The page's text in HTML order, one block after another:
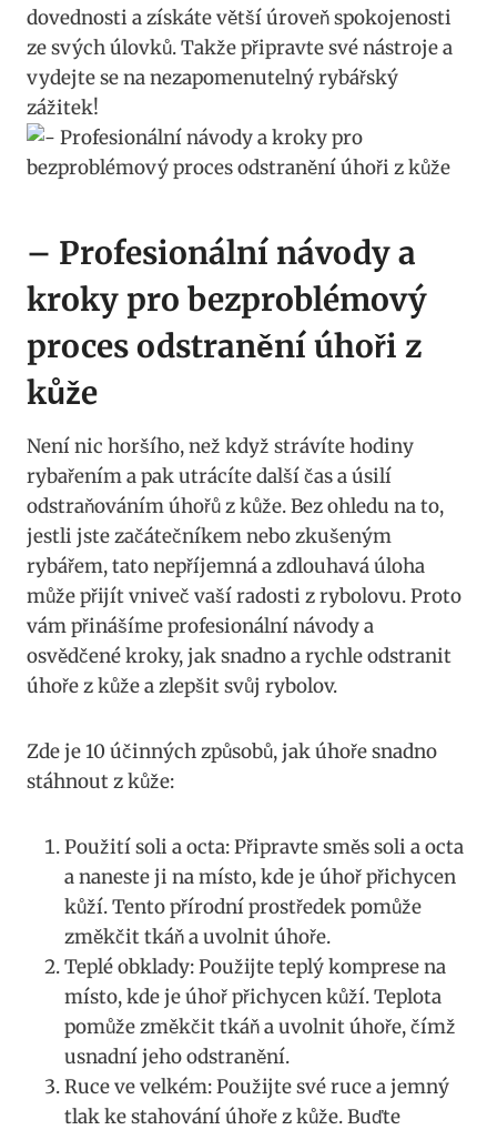
dovednosti a získáte větší úroveň spokojenosti
ze svých úlovků. Takže připravte své nástroje a
vydejte se na nezapomenutelný rybářský
zážitek!
– Profesionální návody a
kroky pro bezproblémový
proces odstranění úhoři z
kůže
Není nic horšího, než když strávíte hodiny
rybařením a pak utrácíte další čas a úsilí
odstraňováním úhořů z kůže. Bez ohledu na to,
jestli jste začátečníkem nebo zkušeným
rybářem, tato nepříjemná a zdlouhavá úloha
může přijít vniveč vaší radosti z rybolovu. Proto
vám přinášíme profesionální návody a
osvědčené kroky, jak snadno a rychle odstranit
úhoře z kůže a zlepšit svůj rybolov.
Zde je 10 účinných způsobů, jak úhoře snadno
stáhnout z kůže:
Použití soli a octa: Připravte směs soli a octa
a naneste ji na místo, kde je úhoř přichycen
kůží. Tento přírodní prostředek pomůže
změkčit tkáň a uvolnit úhoře.
Teplé obklady: Použijte teplý komprese na
místo, kde je úhoř přichycen kůží. Teplota
pomůže změkčit tkáň a uvolnit úhoře, čímž
usnadní jeho odstranění.
Ruce ve velkém: Použijte své ruce a jemný
tlak ke stahování úhoře z kůže. Buďte